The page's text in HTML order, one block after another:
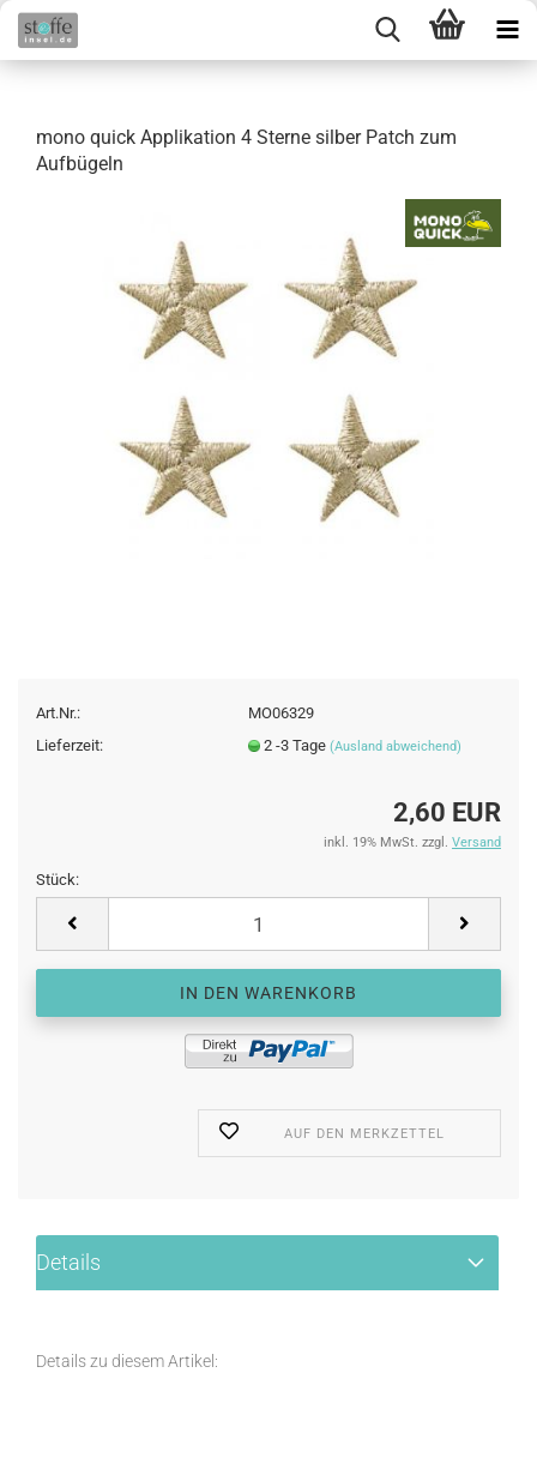
mono quick Applikation 4 Sterne silber Patch zum
Aufbügeln
Art.Nr.:
MO06329
Lieferzeit:
2 -3 Tage (Ausland abweichend)
2,60 EUR
inkl. 19% MwSt. zzgl. Versand
Stück:
AUF DEN MERKZETTEL
Details
Details zu diesem Artikel: